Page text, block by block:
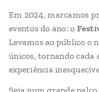
Em 2024, marcamos
eventos do ano: o
Levamos ao público o
únicos, tornando cada
experiência